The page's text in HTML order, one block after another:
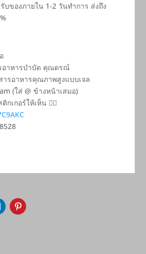
บของภายใน 1-2 วันทำการ ส่งถึง
อาหารบำบัด คุณดรณ์
รอาหารคุณภาพสูงแบบเจล
(ใส่ @ ข้างหน้าเสมอ)
เกอร์ให้เห็น 👇🏻